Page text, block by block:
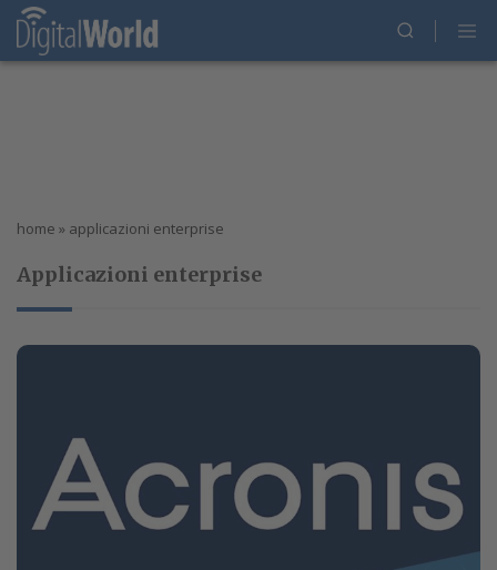
home » applicazioni enterprise
Applicazioni enterprise